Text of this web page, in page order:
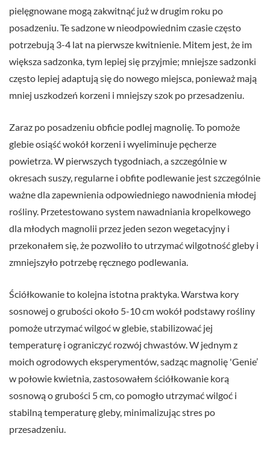
pielęgnowane mogą zakwitnąć już w drugim roku po
posadzeniu. Te sadzone w nieodpowiednim czasie często
potrzebują 3-4 lat na pierwsze kwitnienie. Mitem jest, że im
większa sadzonka, tym lepiej się przyjmie; mniejsze sadzonki
często lepiej adaptują się do nowego miejsca, ponieważ mają
mniej uszkodzeń korzeni i mniejszy szok po przesadzeniu.
Zaraz po posadzeniu obficie podlej magnolię. To pomoże
glebie osiąść wokół korzeni i wyeliminuje pęcherze
powietrza. W pierwszych tygodniach, a szczególnie w
okresach suszy, regularne i obfite podlewanie jest szczególnie
ważne dla zapewnienia odpowiedniego nawodnienia młodej
rośliny. Przetestowano system nawadniania kropelkowego
dla młodych magnolii przez jeden sezon wegetacyjny i
przekonałem się, że pozwoliło to utrzymać wilgotność gleby i
zmniejszyło potrzebę ręcznego podlewania.
Ściółkowanie to kolejna istotna praktyka. Warstwa kory
sosnowej o grubości około 5-10 cm wokół podstawy rośliny
pomoże utrzymać wilgoć w glebie, stabilizować jej
temperaturę i ograniczyć rozwój chwastów. W jednym z
moich ogrodowych eksperymentów, sadząc magnolię 'Genie’
w połowie kwietnia, zastosowałem ściółkowanie korą
sosnową o grubości 5 cm, co pomogło utrzymać wilgoć i
stabilną temperaturę gleby, minimalizując stres po
przesadzeniu.